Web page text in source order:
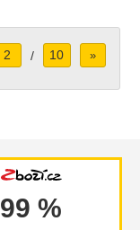
2 / 10 »
99 %